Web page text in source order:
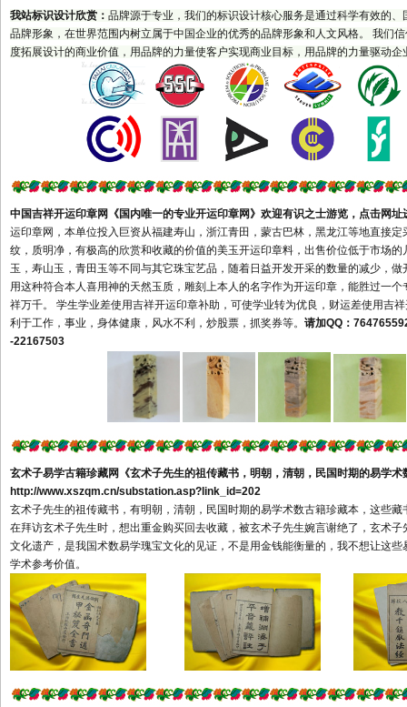
市漳州市龙海市平和县南靖县
南平市建瓯市邵武市建阳市龙
岩市漳平市宁德市福安市福鼎
市武夷山市江西省南昌市乐平
市萍乡市九江市瑞昌市新余市
鹰潭市贵溪市赣州市瑞金市南
康市吉安市宜春市丰城市樟树
井冈山市景德镇市山东省济南
市章丘市青岛市胶南市胶州市
平度市莱西市即墨市淄博市枣
庄市滕州市烟台市龙口市莱阳
市莱州市招远市蓬莱市栖霞市
海阳市潍坊市青州市诸城市寿
光市安丘市高密市昌邑市济宁
市曲阜市兖州市邹城市泰安市
新泰市肥城市威海市乳山市文
登市荣成市日照市莱芜市临沂
市德州市乐陵市禹城市聊城市
临清市滨州市菏泽市河南省郑
州市巩义市新郑市新密市登封
市荥阳市开封市洛阳市偃师市
汝州市舞钢市安阳市林州市鹤
壁市新乡市卫辉市辉县市焦作
市沁阳市孟州市濮阳市许昌市
禹州市长葛市漯河市义马市灵
宝市南阳市邓州市商丘市永城
市信阳市周口市项城市济源市
三门峡市平顶山市驻马店市湖
北省武汉市黄石市大冶市十堰
市荆州市洪湖市石首市松滋市
我站标识设计欣赏 ： 品牌源于专业，我们的标识设计核心服务是通过科学有效的
品牌形象，在世界范围内树立属于中国企业的优秀的品牌形象和人文风格。 我们
度拓展设计的商业价值，用品牌的力量使客户实现商业目标，用品牌的力量驱动企
中国吉祥开运印章网 《国内唯一的专业开运印章网》欢迎有识之士游览， 点击网址
运印章网，本单位投入巨资从福建寿山，浙江青田，蒙古巴林，黑龙江等地直接
纹，质明净，有极高的欣赏和收藏的价值的美玉开运印章料，出售价位低于市场
玉，寿山玉，青田玉等不同与其它珠宝艺品，随着日益开发开采的数量的减少，
用这种符合本人喜用神的天然玉质，雕刻上本人的名字作为开运印章，能胜过一
祥万千。 学生学业差使用吉祥开运印章补助，可使学业转为优良，财运差使用吉
利于工作，事业，身体健康，风水不利，炒股票，抓奖券等。 请加QQ：
-22167503
玄术子易学古籍珍藏网 《玄术子先生的祖传藏书，明朝，清朝，民国时期的易学
http://www.xszqm.cn/substation.asp?link_id=202
玄术子先生的祖传藏书，有明朝，清朝，民国时期的易学术数古籍珍藏本，这些
在拜访玄术子先生时，想出重金购买回去收藏，被玄术子先生婉言谢绝了，玄术
文化遗产，是我国术数易学瑰宝文化的见证，不是用金钱能衡量的，我不想让这
学术参考价值。